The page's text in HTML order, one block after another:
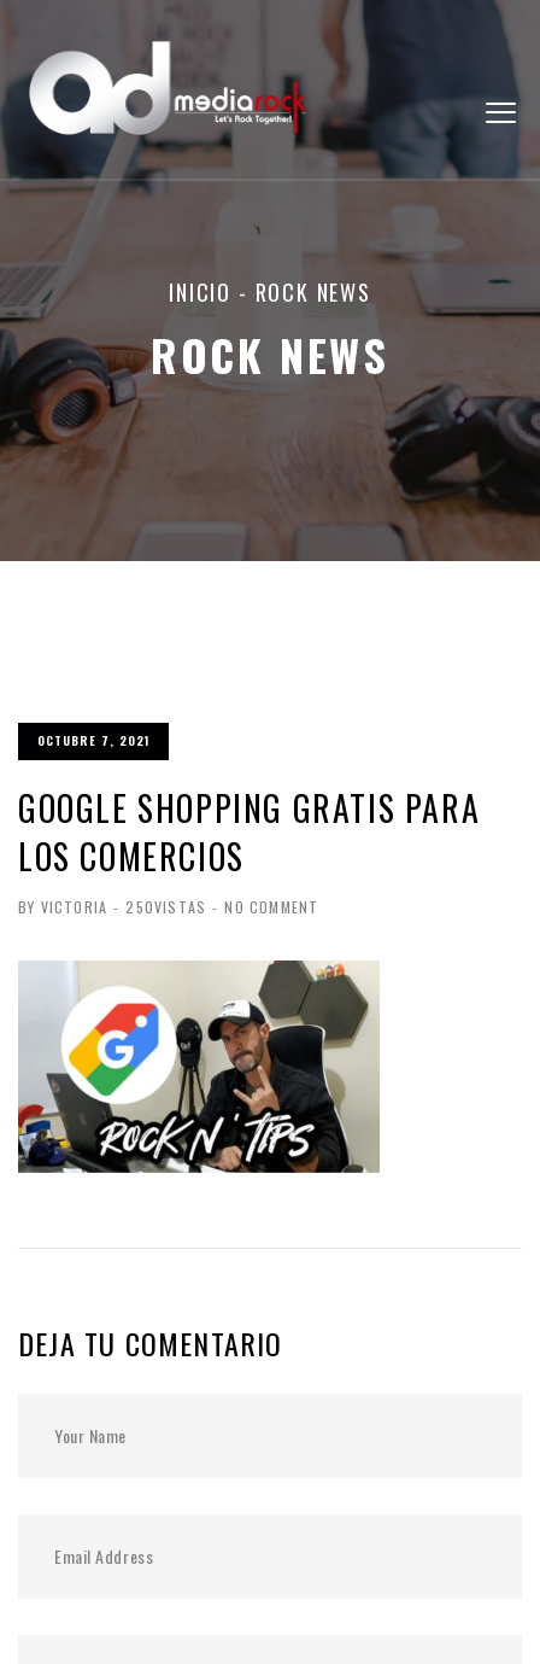
INICIO - ROCK NEWS
ROCK NEWS
OCTUBRE 7, 2021
GOOGLE SHOPPING GRATIS PARA
LOS COMERCIOS
BY VICTORIA - 250VISTAS - NO COMMENT
DEJA TU COMENTARIO